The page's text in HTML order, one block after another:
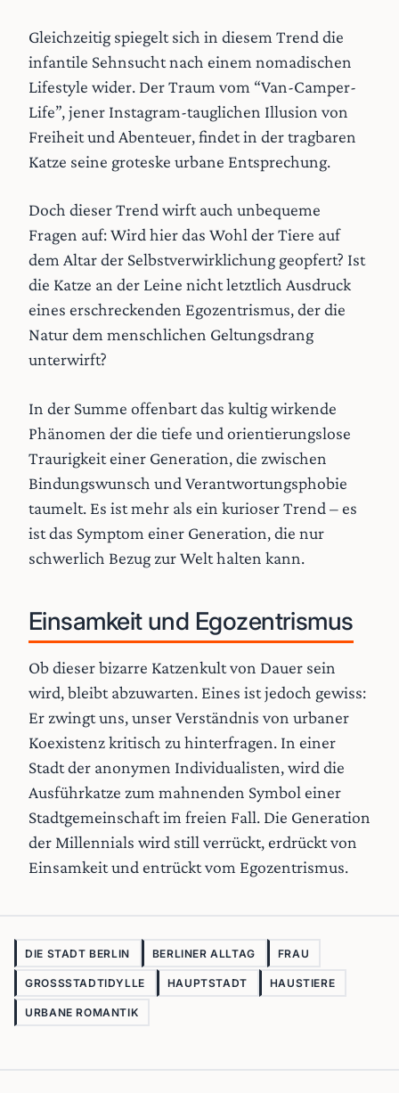
Gleichzeitig spiegelt sich in diesem Trend die
infantile Sehnsucht nach einem nomadischen
Lifestyle wider. Der Traum vom “Van-Camper-
Life”, jener Instagram-tauglichen Illusion von
Freiheit und Abenteuer, findet in der tragbaren
Katze seine groteske urbane Entsprechung.
Doch dieser Trend wirft auch unbequeme
Fragen auf: Wird hier das Wohl der Tiere auf
dem Altar der Selbstverwirklichung geopfert? Ist
die Katze an der Leine nicht letztlich Ausdruck
eines erschreckenden Egozentrismus, der die
Natur dem menschlichen Geltungsdrang
unterwirft?
In der Summe offenbart das kultig wirkende
Phänomen der die tiefe und orientierungslose
Traurigkeit einer Generation, die zwischen
Bindungswunsch und Verantwortungsphobie
taumelt. Es ist mehr als ein kurioser Trend – es
ist das Symptom einer Generation, die nur
schwerlich Bezug zur Welt halten kann.
Einsamkeit und Egozentrismus
Ob dieser bizarre Katzenkult von Dauer sein
wird, bleibt abzuwarten. Eines ist jedoch gewiss:
Er zwingt uns, unser Verständnis von urbaner
Koexistenz kritisch zu hinterfragen. In einer
Stadt der anonymen Individualisten, wird die
Ausführkatze zum mahnenden Symbol einer
Stadtgemeinschaft im freien Fall. Die Generation
der Millennials wird still verrückt, erdrückt von
Einsamkeit und entrückt vom Egozentrismus.
DIE STADT BERLIN BERLINER ALLTAG FRAU
GROSSSTADTIDYLLE HAUPTSTADT HAUSTIERE
URBANE ROMANTIK